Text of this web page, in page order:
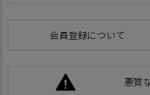
会員登録について
悪質